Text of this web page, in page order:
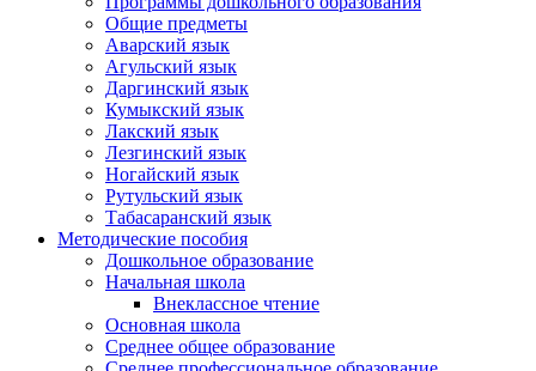
Общие предметы
Аварский язык
Агульский язык
Даргинский язык
Кумыкский язык
Лакский язык
Лезгинский язык
Ногайский язык
Рутульский язык
Табасаранский язык
Методические пособия
Дошкольное образование
Начальная школа
Внеклассное чтение
Основная школа
Среднее общее образование